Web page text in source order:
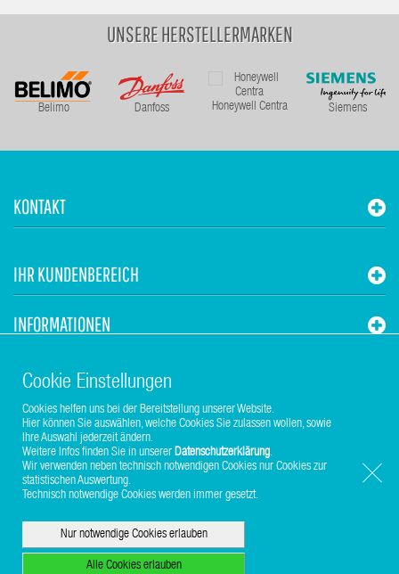
UNSERE HERSTELLERMARKEN
Belimo Danfoss Honeywell Centra Siemens
KONTAKT
IHR KUNDENBEREICH
INFORMATIONEN
STUHR HVAC
Copyright © 2017-2026 Stuhr GmbH
Cookie Einstellungen
Cookies helfen uns bei der Bereitstellung unserer Website.
Hier können Sie auswählen, welche Cookies Sie zulassen wollen, sowie
Ihre Auswahl jederzeit ändern.
Weitere Infos finden Sie in unserer Datenschutzerklärung.
Wir verwenden neben technisch notwendigen Cookies nur Cookies zur
statistischen Auswertung.
Technisch notwendige Cookies werden immer gesetzt.
Nur notwendige Cookies erlauben
Alle Cookies erlauben